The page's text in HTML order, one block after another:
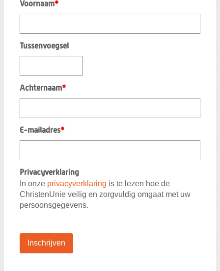
Voornaam*
Tussenvoegsel
Achternaam*
E-mailadres*
Privacyverklaring
In onze privacyverklaring is te lezen hoe de
ChristenUnie veilig en zorgvuldig omgaat met uw
persoonsgegevens.
Inschrijven